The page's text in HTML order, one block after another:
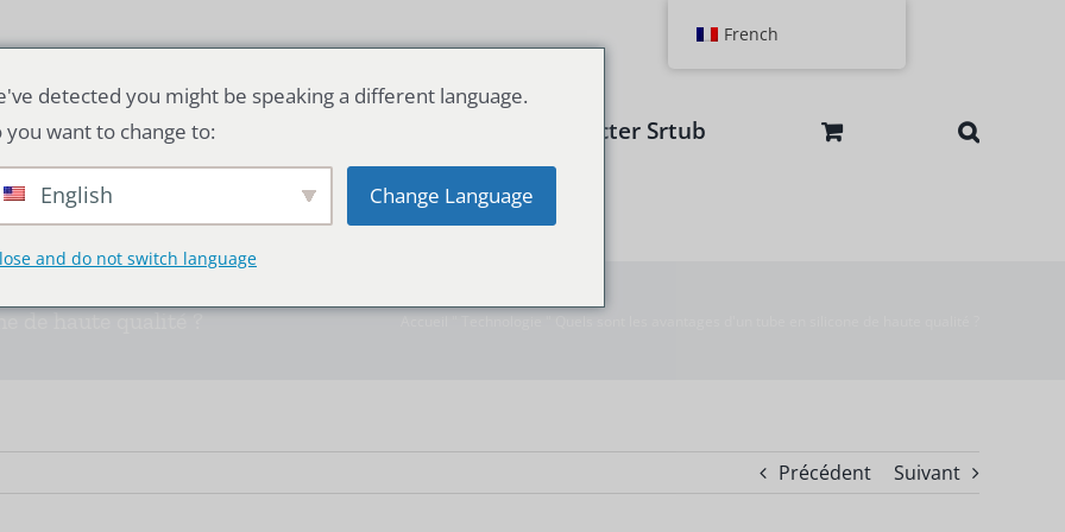
Solution pour tubes en silicone Contacter Srtub
de haute qualité ?
Précédent Suivant
French
detected you might be speaking a different language.
you want to change to:
English Change Language
and do not switch language